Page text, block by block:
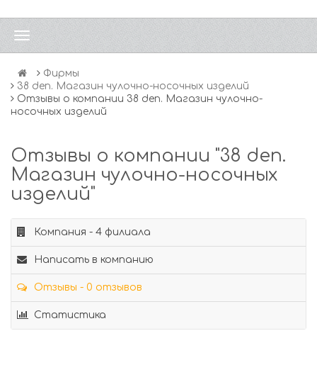
Фирмы
38 den. Магазин чулочно-носочных изделий
Отзывы о компании 38 den. Магазин чулочно-
носочных изделий
Отзывы о компании "38 den.
Магазин чулочно-носочных
изделий"
Компания - 4 филиала
Написать в компанию
Отзывы - 0 отзывов
Статистика